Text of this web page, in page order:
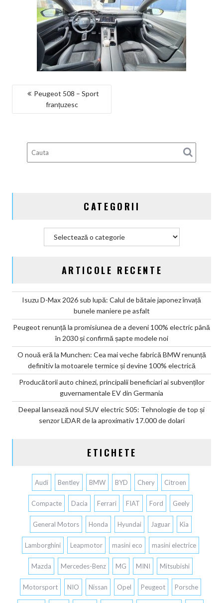
NAVIGARE
Peugeot 508 – Sport
franțuzesc
CATEGORII
ARTICOLE RECENTE
Isuzu D-Max 2026 sub lupă: Calul de bătaie japonez învață
bunele maniere pe asfalt
Peugeot renunță la promisiunea de a deveni 100% electric până
în 2030 și confirmă șapte modele noi
O nouă eră la Munchen: Cea mai veche fabrică BMW renunță
definitiv la motoarele termice și devine 100% electrică
Producătorii auto chinezi, principalii beneficiari ai subvenților
guvernamentale EV din Germania
Deepal lansează noul SUV electric S05: Tehnologie de top și
senzor LiDAR de la aproximativ 17.000 de dolari
ETICHETE
Audi Bentley BMW BYD Chery Citroen
Compacte Dacia Ferrari FIAT Ford Geely
General Motors Honda Hyundai Jaguar Kia
Lamborghini Leapmotor masini eco masini electrice
Mazda Mercedes-Benz MG MINI Mitsubishi
Motorsport NIO Nissan Opel Peugeot Porsche